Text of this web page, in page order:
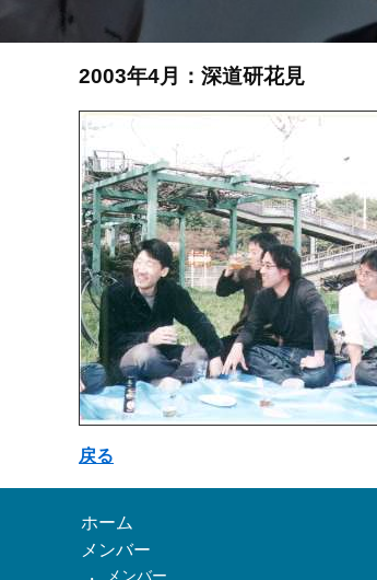
2003年4月：深道研花見
戻る
ホーム
メンバー
メンバー